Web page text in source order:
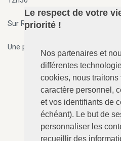
Le respect de votre
priorité !
Nos partenaires et
différentes
cookies, nous traitons
caractère personnel,
et vos identifiants de
échéant). Le but de
personnaliser les
recueillir des
Sur Rendez vous en dehors des
Une permanence 7j/7, 24h/24 est